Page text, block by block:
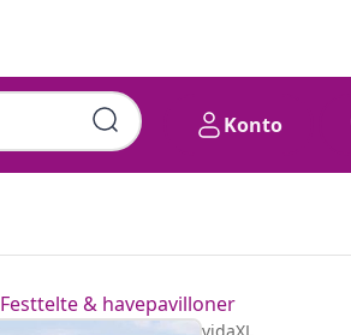
Konto
Festtelte & havepavilloner